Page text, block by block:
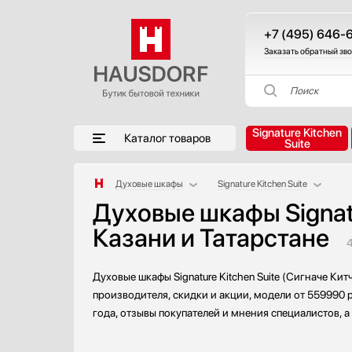
+7 (495) 646-
Заказать обратный
Поиск
Каталог товаров Signature Kitchen
Suite
Духовые шкафы
Аксессуары
Аксессуары и принадлежности
Акустические системы
Беспроводные акустические системы
Signature Kitchen Suite
AEG
Barazza
Духовые шкафы
Казани и Татарстане
Духовые шкафы Signature Kitchen Suite (Сигначе
производителя, скидки и акции, модели от
года, отзывы покупателей и мнения специалистов,